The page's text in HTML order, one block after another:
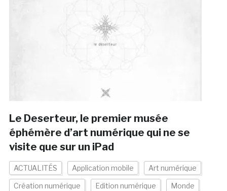
Le Deserteur, le premier musée
éphémère d’art numérique qui ne se
visite que sur un iPad
ACTUALITÉS Application mobile Art numérique
Création numérique Edition numérique Monde